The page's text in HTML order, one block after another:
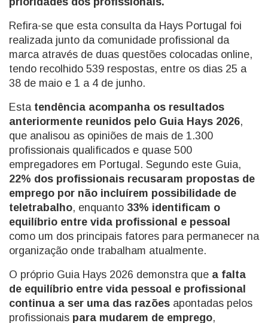
Refira-se que esta consulta da Hays Portugal foi
realizada junto da comunidade profissional da
marca através de duas questões colocadas online,
tendo recolhido 539 respostas, entre os dias 25 a
38 de maio e 1 a 4 de junho.
Esta tendência acompanha os resultados
anteriormente reunidos pelo Guia Hays 2026,
que analisou as opiniões de mais de 1.300
profissionais qualificados e quase 500
empregadores em Portugal. Segundo este Guia,
22% dos profissionais recusaram propostas de
emprego por não incluírem possibilidade de
teletrabalho, enquanto 33% identificam o
equilíbrio entre vida profissional e pessoal
como um dos principais fatores para permanecer na
organização onde trabalham atualmente.
O próprio Guia Hays 2026 demonstra que a falta
de equilíbrio entre vida pessoal e profissional
continua a ser uma das razões apontadas pelos
profissionais para mudarem de emprego,